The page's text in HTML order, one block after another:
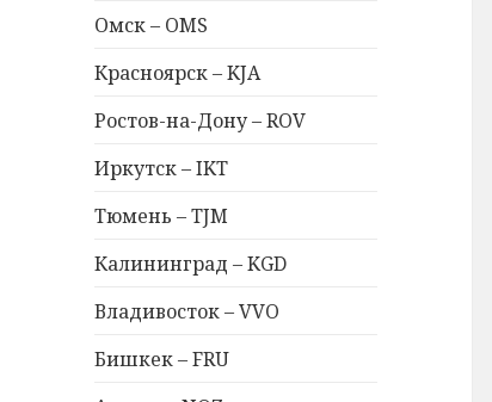
Омск – OMS
Красноярск – KJA
Ростов-на-Дону – ROV
Иркутск – IKT
Тюмень – TJM
Калининград – KGD
Владивосток – VVO
Бишкек – FRU